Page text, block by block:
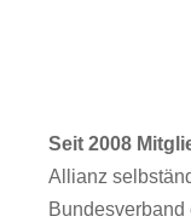
Seit 2008
Allianz
Bundesverband